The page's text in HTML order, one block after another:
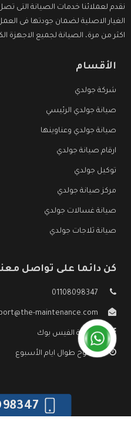
نقدم لعملائنا خدمات الصيانة التى
الغيار الاصلية لضمان جودتها فى
اكثر من مرة، الصيانة لجميع الاجهزة
الأقسام
شركة جولدي
صيانة جولدي الرئيسي
صيانة جولدي وعناوينها
ارقام صيانة جولدي
توكيل جولدي
مركز صيانة جولدي
صيانة غسالات جولدي
صيانة ثلاجات جولدي
كن دائما على تواصل
01108098347
maintenance.com
صفحة الفيس بوك
مفتوح طوال ايام الأسبوع